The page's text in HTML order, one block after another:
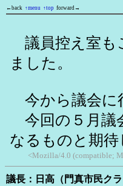
←back ↑menu ↑top forward→
議員控え室も
ました。
今から議会に
今回の５月議
なるものと期待
<Mozilla/4.0 (compatible;
議長：日高（門真市民ク